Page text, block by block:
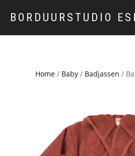
BORDUURSTUDIO
Home/ Baby/ Badjassen /